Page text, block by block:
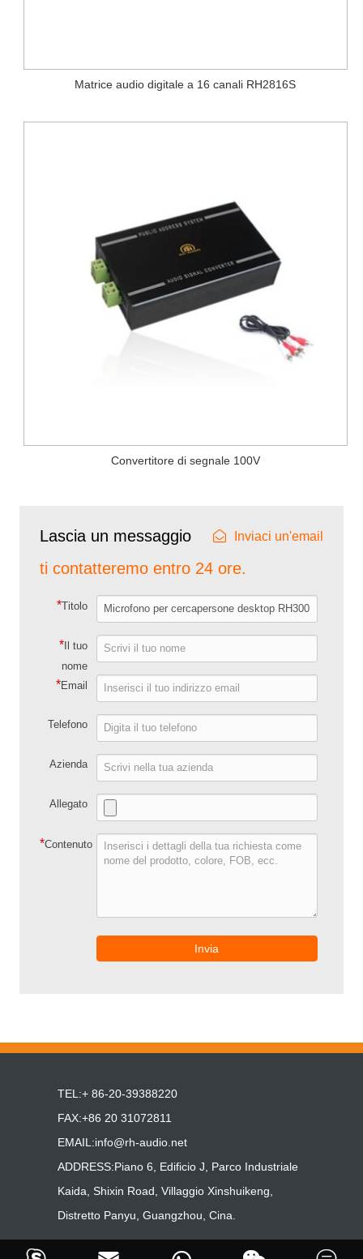
Matrice audio digitale a 16 canali RH2816S
Convertitore di segnale 100V
Lascia un messaggio Inviaci un'email
ti contatteremo entro 24 ore.
*Titolo
*Il tuo
nome
*Email
Telefono
Azienda
Allegato
*Contenuto
Invia
TEL:+ 86-20-39388220
FAX:+86 20 31072811
EMAIL:info@rh-audio.net
ADDRESS:Piano 6, Edificio J, Parco Industriale
Kaida, Shixin Road, Villaggio Xinshuikeng,
Distretto Panyu, Guangzhou, Cina.